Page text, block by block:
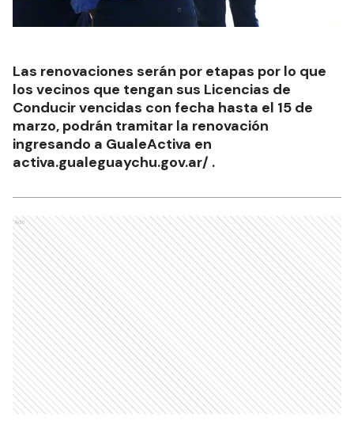
Las renovaciones serán por etapas por lo que
los vecinos que tengan sus Licencias de
Conducir vencidas con fecha hasta el 15 de
marzo, podrán tramitar la renovación
ingresando a GualeActiva en
activa.gualeguaychu.gov.ar/ .
Ads